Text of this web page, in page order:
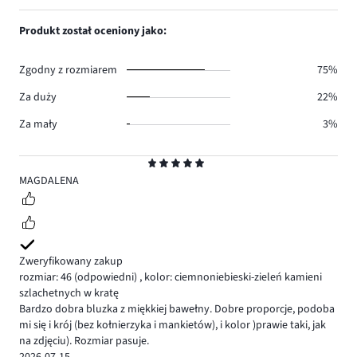
5
MAGDALENA
Zweryfikowany zakup
rozmiar: 46 (odpowiedni) , kolor: ciemnoniebieski-zieleń kamieni
szlachetnych w kratę
Bardzo dobra bluzka z miękkiej bawełny. Dobre proporcje, podoba
mi się i krój (bez kołnierzyka i mankietów), i kolor )prawie taki, jak
na zdjęciu). Rozmiar pasuje.
1,
Produkt został oceniony jako:
Zgodny z rozmiarem
75%
Za duży
22%
Za mały
3%